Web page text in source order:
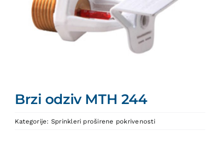
Brzi odziv MTH 244
Kategorije: Sprinkleri proširene pokrivenosti